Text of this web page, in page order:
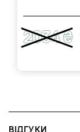
2034 ₴
ВІДГУКИ